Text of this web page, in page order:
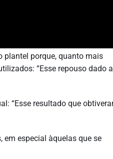
plantel porque, quanto mais
“Esse repouso dado
“Esse resultado que
especial àquelas que se